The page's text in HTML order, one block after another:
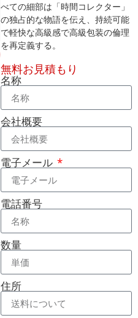
べての細部は「時間コレクター」
の独占的な物語を伝え、持続可能
で軽快な高級感で高級包装の倫理
を再定義する。
無料お見積もり
名称
会社概要
電子メール
電話番号
数量
住所